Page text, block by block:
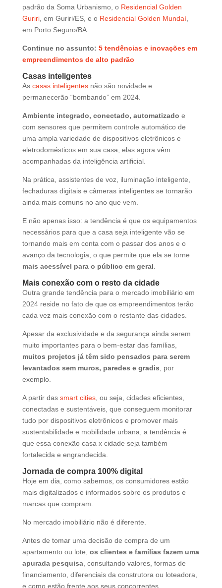
padrão da Soma Urbanismo, o Residencial Golden
Guriri, em Guriri/ES, e o Residencial Golden Mundaí,
em Porto Seguro/BA.
Continue no assunto: 5 tendências e inovações em
empreendimentos de alto padrão
Casas inteligentes
As casas inteligentesnão são novidade e
permanecerão “bombando” em 2024.
Ambiente integrado, conectado, automatizado e
com sensores que permitem controle automático de
uma ampla variedade de dispositivos eletrônicos e
eletrodomésticos em sua casa, elas agora vêm
acompanhadas da inteligência artificial.
Na prática, assistentes de voz, iluminação inteligente,
fechaduras digitais e câmeras inteligentes se tornarão
ainda mais comuns no ano que vem.
E não apenas isso: a tendência é que os equipamentos
necessários para que a casa seja inteligente vão se
tornando mais em conta com o passar dos anos e o
avanço da tecnologia, o que permite que ela se torne
mais acessível para o público em geral
Mais conexão com o resto da cidade
Outra grande tendência para o mercado imobiliário em
2024 reside no fato de que os empreendimentos terão
cada vez mais conexão com o restante das cidades.
Apesar da exclusividade e da segurança ainda serem
muito importantes para o bem-estar das famílias,
muitos projetos já têm sido pensados para serem
levantados sem muros, paredes e gradis , por
exemplo.
A partir das smart cities, ou seja, cidades eficientes,
conectadas e sustentáveis, que conseguem monitorar
tudo por dispositivos eletrônicos e promover mais
sustentabilidade e mobilidade urbana, a tendência é
que essa conexão casa x cidade seja também
fortalecida e engrandecida.
Jornada de compra 100% digital
Hoje em dia, como sabemos, os consumidores estão
mais digitalizados e informados sobre os produtos e
marcas que compram.
No mercado imobiliário não é diferente.
Antes de tomar uma decisão de compra de um
apartamento ou lote, os clientes e famílias fazem uma
apurada pesquisa, consultando valores, formas de
financiamento, diferenciais da construtora ou loteadora,
e como estão frente aos seus concorrentes.